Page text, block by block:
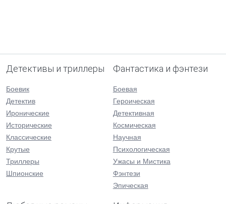
Детективы и триллеры
Боевик
Детектив
Иронические
Исторические
Классические
Крутые
Триллеры
Шпионские
Фантастика и фэнтези
Боевая
Героическая
Детективная
Космическая
Научная
Психологическая
Ужасы и Мистика
Фэнтези
Эпическая